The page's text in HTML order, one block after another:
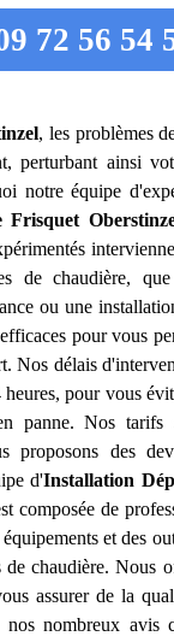
72 56 54
, les problèmes
perturbant ainsi
notre équipe
Frisquet
de chaudière,
ou une
pour vous
Nos délais
pour vous
panne. Nos tarifs
proposons des
d'Installation
composée de
et des
de chaudière. Nous
assurer de la
nombreux avis